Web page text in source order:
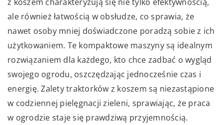
z koszem charakteryzują się nie tylko efektywnością,
ale również łatwością w obsłudze, co sprawia, że
nawet osoby mniej doświadczone poradzą sobie z ich
użytkowaniem. Te kompaktowe maszyny są idealnym
rozwiązaniem dla każdego, kto chce zadbać o wygląd
swojego ogrodu, oszczędzając jednocześnie czas i
energię. Zalety traktorków z koszem są niezastąpione
w codziennej pielęgnacji zieleni, sprawiając, że praca
w ogrodzie staje się prawdziwą przyjemnością.